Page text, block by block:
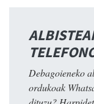
Debagoieneko
ordukoak